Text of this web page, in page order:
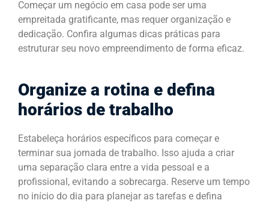
Começar um negócio em casa pode ser uma
empreitada gratificante, mas requer organização e
dedicação. Confira algumas dicas práticas para
estruturar seu novo empreendimento de forma eficaz.
Organize a rotina e defina
horários de trabalho
Estabeleça horários específicos para começar e
terminar sua jornada de trabalho. Isso ajuda a criar
uma separação clara entre a vida pessoal e a
profissional, evitando a sobrecarga. Reserve um tempo
no início do dia para planejar as tarefas e defina